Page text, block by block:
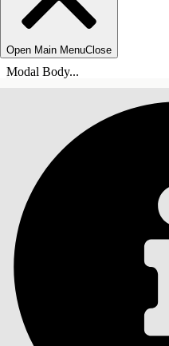
Open Main MenuClose
Modal Body...
목차